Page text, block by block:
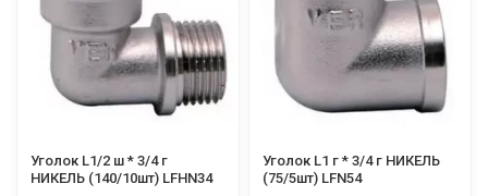
Уголок L1/2 ш * 3/4 г
НИКЕЛЬ (140/10шт) LFHN34
Уголок L1 г * 3/4 г НИКЕЛЬ
(75/5шт) LFN54